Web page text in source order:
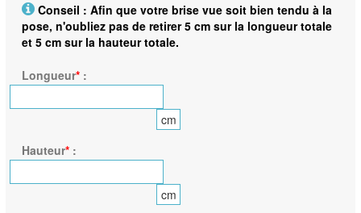
Conseil : Afin que votre brise vue soit bien tendu à la
pose, n'oubliez pas de retirer 5 cm sur la longueur totale
et 5 cm sur la hauteur totale.
Longueur*:
cm
Hauteur*:
cm